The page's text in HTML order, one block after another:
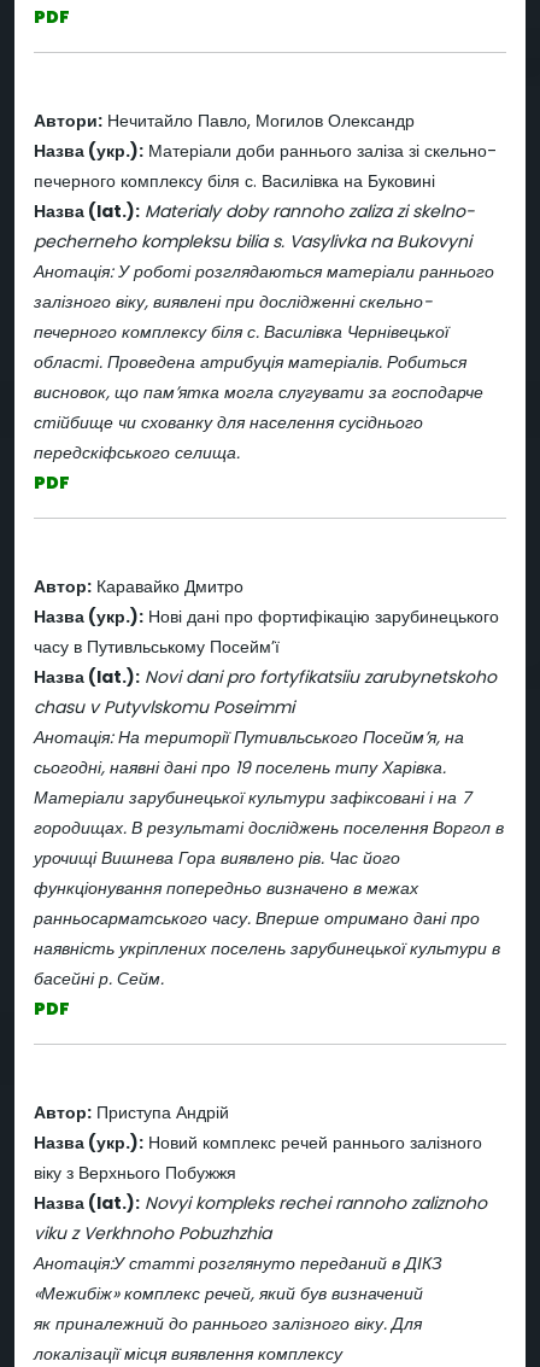
PDF
Автори: Нечитайло Павло, Могилов Олександр
Назва (укр.): Матеріали доби раннього заліза зі скельно-
печерного комплексу біля с. Василівка на Буковині
Назва (lat.): Materialy doby rannoho zaliza zi skelno-
pecherneho kompleksu bilia s. Vasylivka na Bukovyni
Анотація: У роботі розглядаються матеріали раннього
залізного віку, виявлені при дослідженні скельно-
печерного комплексу біля с. Василівка Чернівецької
області. Проведена атрибуція матеріалів. Робиться
висновок, що пам’ятка могла слугувати за господарче
стійбище чи схованку для населення сусіднього
передскіфського селища.
PDF
Автор: Каравайко Дмитро
Назва (укр.): Нові дані про фортифікацію зарубинецького
часу в Путивльському Посейм’ї
Назва (lat.): Novi dani pro fortyfikatsiiu zarubynetskoho
chasu v Putyvlskomu Poseimmi
Анотація: На території Путивльського Посейм’я, на
сьогодні, наявні дані про 19 поселень типу Харівка.
Матеріали зарубинецької культури зафіксовані і на 7
городищах. В результаті досліджень поселення Воргол в
урочищі Вишнева Гора виявлено рів. Час його
функціонування попередньо визначено в межах
ранньосарматського часу. Вперше отримано дані про
наявність укріплених поселень зарубинецької культури в
басейні р. Сейм.
PDF
Автор: Приступа Андрій
Назва (укр.): Новий комплекс речей раннього залізного
віку з Верхнього Побужжя
Назва (lat.): Novyi kompleks rechei rannoho zaliznoho
viku z Verkhnoho Pobuzhzhia
Анотація:У статті розглянуто переданий в ДІКЗ
«Межибіж» комплекс речей, який був визначений
як приналежний до раннього залізного віку. Для
локалізації місця виявлення комплексу